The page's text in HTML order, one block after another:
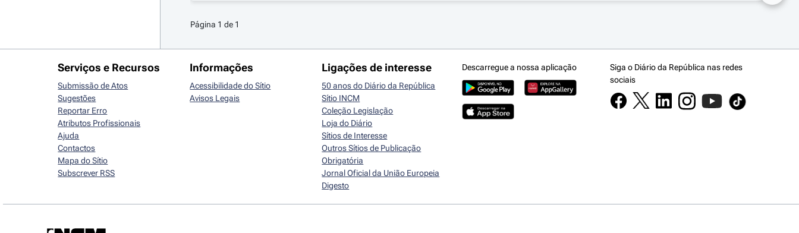
Página 1 de 1
Serviços e Recursos
Submissão de Atos
Sugestões
Reportar Erro
Atributos Profissionais
Ajuda
Contactos
Mapa do Sítio
Subscrever RSS
Informações
Acessibilidade do Sítio
Avisos Legais
Ligações de interesse
50 anos do Diário da República
Sítio INCM
Coleção Legislação
Loja do Diário
Sítios de Interesse
Outros Sítios de Publicação
Obrigatória
Jornal Oficial da União Europeia
Digesto
Descarregue a nossa aplicação
Siga o Diário da República nas redes
sociais